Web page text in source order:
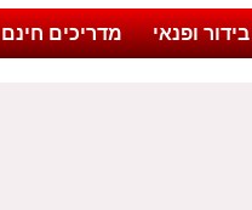
בידור ופנאי מדריכים חינם